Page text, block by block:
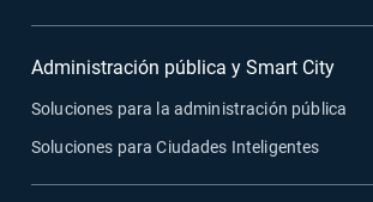
Administración pública y Smart City
Soluciones para la administración pública
Soluciones para Ciudades Inteligentes